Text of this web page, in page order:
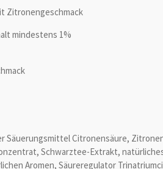
Zitronengeschmack
mindestens 1%
Säuerungsmittel Citronensäure,
Schwarztee-Extrakt,
Aromen, Säureregulator